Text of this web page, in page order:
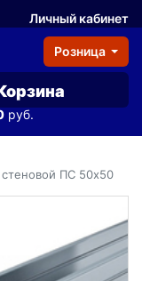
Личный кабинет
Розница
руб.
ПС 50х50